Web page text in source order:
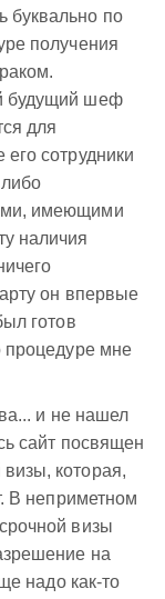
буквально по
получения
будущий шеф
для
сотрудники
имеющими
наличия
он впервые
готов
процедуре мне
и не нашел
сайт посвящен
которая,
В неприметном
визы
на
надо как-то